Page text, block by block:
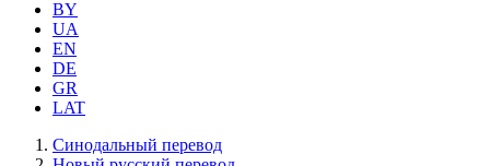
BY
UA
EN
DE
GR
LAT
Синодальный перевод